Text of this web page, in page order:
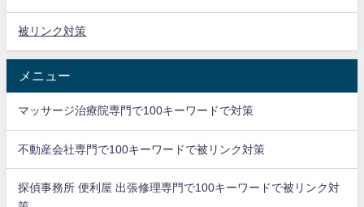
被リンク対策
メニュー
マッサージ治療院専門で100キーワードで対策
不動産会社専門で100キーワードで被リンク対策
探偵事務所 便利屋 出張修理専門で100キーワードで被リンク対